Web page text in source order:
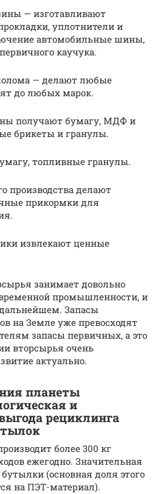
— изготавливают
уплотнители и
автомобильные шины,
каучука.
— делают любые
до любых марок.
получают бумагу, МДФ и
брикеты и гранулы.
топливные гранулы.
производства делают
прикормки для
извлекают ценные
занимает довольно
промышленности, и
Запасы
на Земле уже превосходят
запасы первичных, а это
вторсырья очень
актуально.
планеты
и
рециклинга
более 300 кг
ежегодно. Значительная
(основная доля этого
на ПЭТ-материал).